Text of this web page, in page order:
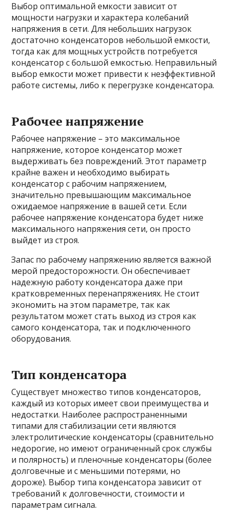
Выбор оптимальной емкости зависит от
мощности нагрузки и характера колебаний
напряжения в сети. Для небольших нагрузок
достаточно конденсаторов небольшой емкости,
тогда как для мощных устройств потребуется
конденсатор с большой емкостью. Неправильный
выбор емкости может привести к неэффективной
работе системы, либо к перегрузке конденсатора.
Рабочее напряжение
Рабочее напряжение – это максимальное
напряжение, которое конденсатор может
выдерживать без повреждений. Этот параметр
крайне важен и необходимо выбирать
конденсатор с рабочим напряжением,
значительно превышающим максимальное
ожидаемое напряжение в вашей сети. Если
рабочее напряжение конденсатора будет ниже
максимального напряжения сети, он просто
выйдет из строя.
Запас по рабочему напряжению является важной
мерой предосторожности. Он обеспечивает
надежную работу конденсатора даже при
кратковременных перенапряжениях. Не стоит
экономить на этом параметре, так как
результатом может стать выход из строя как
самого конденсатора, так и подключенного
оборудования.
Тип конденсатора
Существует множество типов конденсаторов,
каждый из которых имеет свои преимущества и
недостатки. Наиболее распространенными
типами для стабилизации сети являются
электролитические конденсаторы (сравнительно
недорогие, но имеют ограниченный срок службы
и полярность) и пленочные конденсаторы (более
долговечные и с меньшими потерями, но
дороже). Выбор типа конденсатора зависит от
требований к долговечности, стоимости и
параметрам сигнала.